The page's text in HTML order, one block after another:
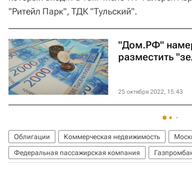
"Ритейл Парк", ТДК "Тульский".
"Дом.РФ"
разместить
25 октября 2022, 15:43
Облигации Коммерческая недвижимость
Федеральная пассажирская компания